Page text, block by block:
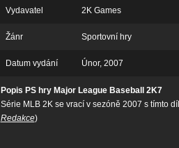
Vydavatel 2K Games
Žánr Sportovní hry
Datum vydání Únor, 2007
Popis PS hry Major League Baseball 2K7
Série MLB 2K se vrací v sezóně 2007 s tímto
Redakce)